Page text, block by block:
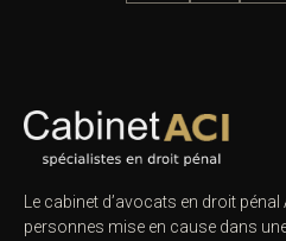
Le cabinet d’avocats en droit pénal
personnes mise en cause dans